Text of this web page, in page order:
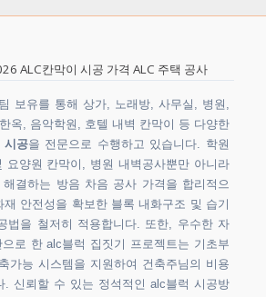
ALC칸막이 시공 가격 ALC 주택 공사
보유를 통해 상가, 노래방, 사무실, 병원,
옥, 음악학원, 호텔 내벽 칸막이 등 다양한
시공을 전문으로 수행하고 있습니다. 학원
요양원 칸막이, 병원 내벽공사뿐만 아니라
결하는 방음 차음 공사 가격을 합리적으
안전성을 확보한 블록 내화구조 및 습기
법을 철저히 적용합니다. 또한, 우수한 자
로 한 alc블럭 집짓기 프로젝트는 기초부
가능 시스템을 지원하여 건축주님의 비용
. 신뢰할 수 있는 정석적인 alc블럭 시공방